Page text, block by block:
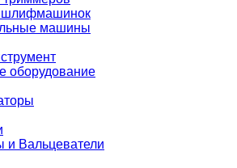
шлифмашинок
машины
оборудование
и Вальцеватели